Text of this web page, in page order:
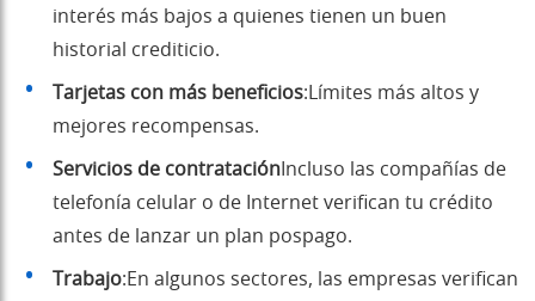
interés más bajos a quienes tienen un buen
historial crediticio.
Tarjetas con más beneficios:Límites más altos y
mejores recompensas.
Servicios de contratación Incluso las compañías de
telefonía celular o de Internet verifican tu crédito
antes de lanzar un plan pospago.
Trabajo:En algunos sectores, las empresas verifican